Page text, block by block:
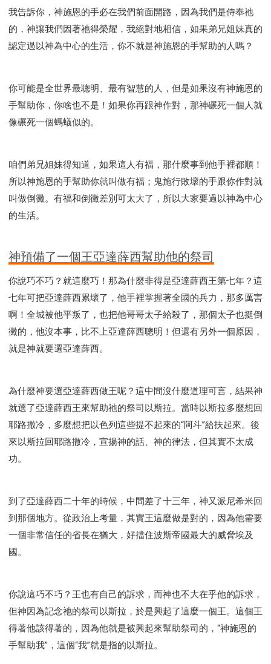
我告訴你，神施恩的手必在我們前面開路，因為我們是侍奉祂
的，神讓我們因著祂得榮耀，我絕對地相信，如果弟兄姐妹真的
認定過以神為中心的生活，你不就是神施恩的手幫助的人嗎？
你可能是全世界最聰明、最有智慧的人，但是如果沒有神施恩的
手幫助你，你啥也不是！如果你再跟神作對，那神碾死一個人就
像碾死一個螞蟻似的。
咱們弟兄姐妹得知道，如果這人有福，那什麼事到他手裡都順！
所以神施恩的手幫助你就叫做有福；鬼施行敗壞的手跟你作對就
叫做倒黴。有福和倒黴差別可太大了，所以大家要過以神為中心
的生活。
神預備了一個王亞達薛西幫助他的祭司
你說巧不巧？就這麼巧！那為什麼非得是亞達薛西王第七年？這
七年可把亞達薛西累壞了，他手裡掌握著全國的兵力，那多厲害
啊！全城被他平叛了，也把他哥哥太子給殺了，那個太子也挺倒
黴的，他沒本事，比不上亞達薛西聰明！但還有另外一個原因，
就是神就要選亞達薛西。
為什麼神要選亞達薛西做王呢？這中間沒什麼道理可言，結果神
就選了亞達薛西王來幫助祂的祭司以斯拉。當時以斯拉多麼想回
耶路撒冷，多麼想把以色列這些提不起來的“阿斗”給扶起來。後
來以斯拉回耶路撒冷，宣揚神的話、神的律法，但其實不太成
功。
到了亞達薛西二十年的時候，中間差了十三年，神又派尼希米回
到那個地方。從政治上考量，其實王這麼做是對的，因為他需要
一個非常信任的省長在猶大，好擋住波斯帝國最大的威脅埃及
國。
你說這巧不巧？王也有自己的訴求，而神也不大在乎他的訴求，
但神因為記念祂的祭司以斯拉，於是興起了這麼一個王。這個王
得著他該得著的，因為他就是被興起來幫助祭司的，“神施恩的
手幫助我”，這個“我”就是指的以斯拉。